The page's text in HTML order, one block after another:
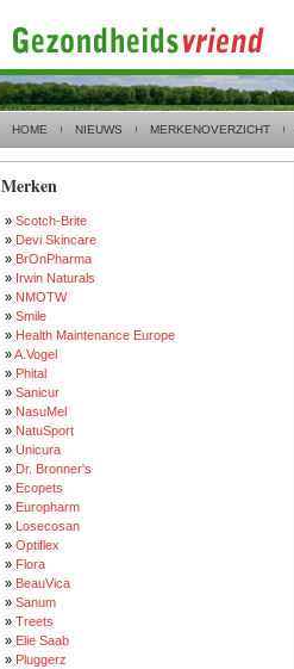
HOME NIEUWS MERKENOVERZICHT
Merken
» Scotch-Brite
» Devi Skincare
» BrOnPharma
» Irwin Naturals
» NMOTW
» Smile
» Health Maintenance Europe
»A.Vogel
» Phital
» Sanicur
» NasuMel
» NatuSport
» Unicura
» Dr. Bronner's
» Ecopets
» Europharm
» Losecosan
» Optiflex
» Flora
» BeauVica
» Sanum
» Treets
» Elie Saab
» Pluggerz